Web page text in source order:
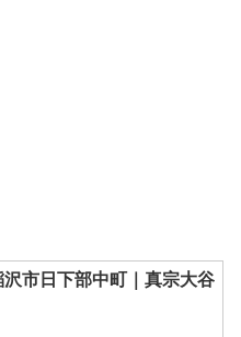
沢市日下部中町｜真宗大谷